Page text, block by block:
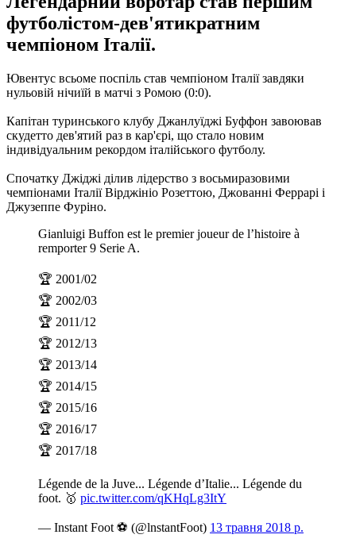
футболістом-дев'ятикратним
чемпіоном Італії.
Ювентус всьоме поспіль став чемпіоном Італії завдяки
нульовій нічиїй в матчі з Ромою (0:0).
Капітан туринського клубу Джанлуїджі Буффон завоював
скудетто дев'ятий раз в кар'єрі, що стало новим
індивідуальним рекордом італійського футболу.
Спочатку Джіджі ділив лідерство з восьмиразовими
чемпіонами Італії Вірджініо Розеттою, Джованні Феррарі і
Джузеппе Фуріно.
Gianluigi Buffon est le premier joueur de l’histoire à
remporter 9 Serie A.
🏆 2001/02
🏆 2002/03
🏆 2011/12
🏆 2012/13
🏆 2013/14
🏆 2014/15
🏆 2015/16
🏆 2016/17
🏆 2017/18
Légende de la Juve... Légende d’Italie... Légende du
foot. 🥇 pic.twitter.com/qKHqLg3ItY
— Instant Foot ⚽️ (@lnstantFoot) 13 травня 2018 р.